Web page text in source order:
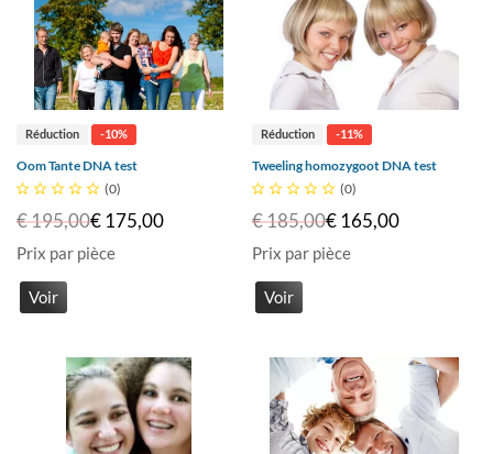
Réduction -10%
Oom Tante DNA test
     (0)
€ 195,00€ 175,00
Prix par pièce
Voir
Réduction -11%
Tweeling homozygoot DNA test
     (0)
€ 185,00€ 165,00
Prix par pièce
Voir